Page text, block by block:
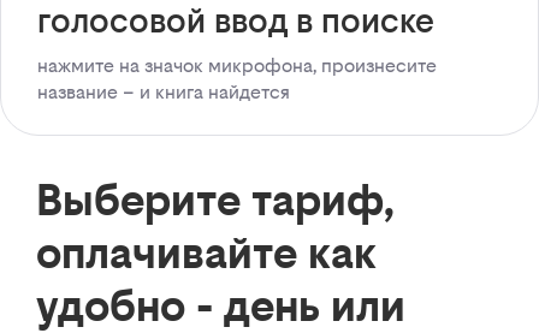
голосовой ввод в поиске
нажмите на значок микрофона, произнесите
название – и книга найдется
Выберите тариф,
оплачивайте как
удобно - день или